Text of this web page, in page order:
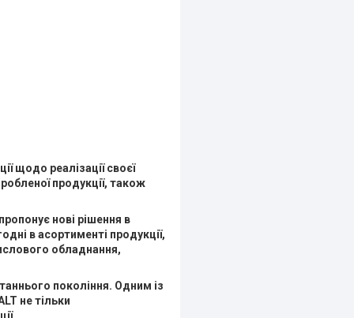
щодо реалізації своєї
продукції, також
нові рішення в
в асортименті продукції,
обладнання,
покоління. Одним із
не тільки